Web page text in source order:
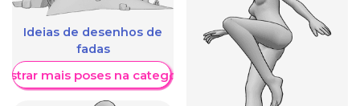
Ideias de desenhos de
fadas
mais poses na categoria